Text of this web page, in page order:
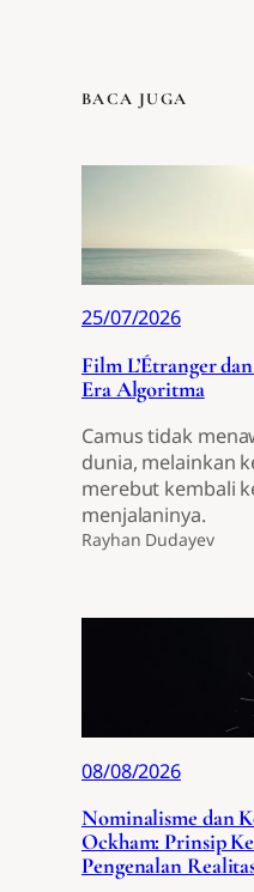
BACA JUGA
25/07/2026
Film L’Étranger
Era Algoritma
Camus tidak
dunia, melainkan
merebut kembali
menjalaninya.
Rayhan Dudayev
08/08/2026
Nominalisme dan
Ockham: Prinsip
Pengenalan